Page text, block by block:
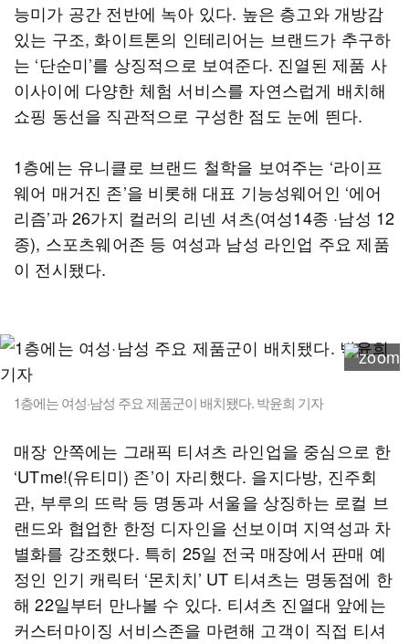
능미가 공간 전반에 녹아 있다. 높은 층고와 개방감
있는 구조, 화이트톤의 인테리어는 브랜드가 추구하
는 ‘단순미’를 상징적으로 보여준다. 진열된 제품 사
이사이에 다양한 체험 서비스를 자연스럽게 배치해
쇼핑 동선을 직관적으로 구성한 점도 눈에 띈다.
1층에는 유니클로 브랜드 철학을 보여주는 ‘라이프
웨어 매거진 존’을 비롯해 대표 기능성웨어인 ‘에어
리즘’과 26가지 컬러의 리넨 셔츠(여성14종 ·남성 12
종), 스포츠웨어존 등 여성과 남성 라인업 주요 제품
이 전시됐다.
1층에는 여성·남성 주요 제품군이 배치됐다. 박윤희 기자
매장 안쪽에는 그래픽 티셔츠 라인업을 중심으로 한
‘UTme!(유티미) 존’이 자리했다. 을지다방, 진주회
관, 부루의 뜨락 등 명동과 서울을 상징하는 로컬 브
랜드와 협업한 한정 디자인을 선보이며 지역성과 차
별화를 강조했다. 특히 25일 전국 매장에서 판매 예
정인 인기 캐릭터 ‘몬치치’ UT 티셔츠는 명동점에 한
해 22일부터 만나볼 수 있다. 티셔츠 진열대 앞에는
커스터마이징 서비스존을 마련해 고객이 직접 티셔